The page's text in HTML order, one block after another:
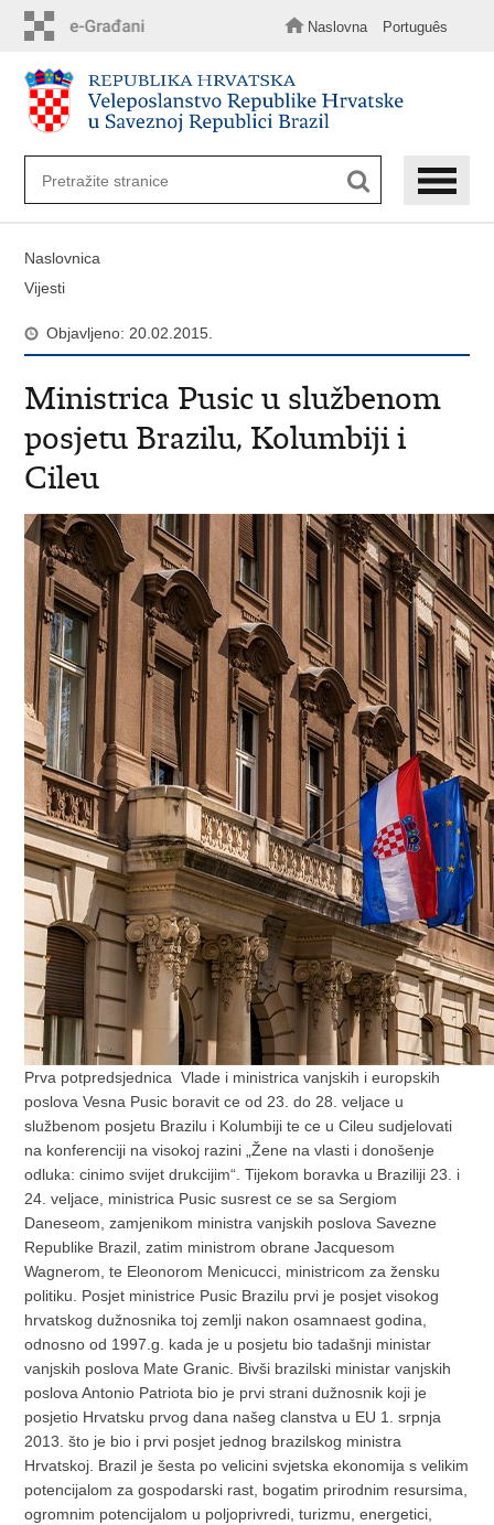
sadržaj
Naslovna Português
Naslovnica
Vijesti
Objavljeno: 20.02.2015.
Ministrica Pusic u službenom
posjetu Brazilu, Kolumbiji i
Cileu
Prva potpredsjednica Vlade i ministrica vanjskih i europskih
poslova Vesna Pusic boravit ce od 23. do 28. veljace u
službenom posjetu Brazilu i Kolumbiji te ce u Cileu sudjelovati
na konferenciji na visokoj razini „Žene na vlasti i donošenje
odluka: cinimo svijet drukcijim“. Tijekom boravka u Braziliji 23. i
24. veljace, ministrica Pusic susrest ce se sa Sergiom
Daneseom, zamjenikom ministra vanjskih poslova Savezne
Republike Brazil, zatim ministrom obrane Jacquesom
Wagnerom, te Eleonorom Menicucci, ministricom za žensku
politiku. Posjet ministrice Pusic Brazilu prvi je posjet visokog
hrvatskog dužnosnika toj zemlji nakon osamnaest godina,
odnosno od 1997.g. kada je u posjetu bio tadašnji ministar
vanjskih poslova Mate Granic. Bivši brazilski ministar vanjskih
poslova Antonio Patriota bio je prvi strani dužnosnik koji je
posjetio Hrvatsku prvog dana našeg clanstva u EU 1. srpnja
2013. što je bio i prvi posjet jednog brazilskog ministra
Hrvatskoj. Brazil je šesta po velicini svjetska ekonomija s velikim
potencijalom za gospodarski rast, bogatim prirodnim resursima,
ogromnim potencijalom u poljoprivredi, turizmu, energetici,